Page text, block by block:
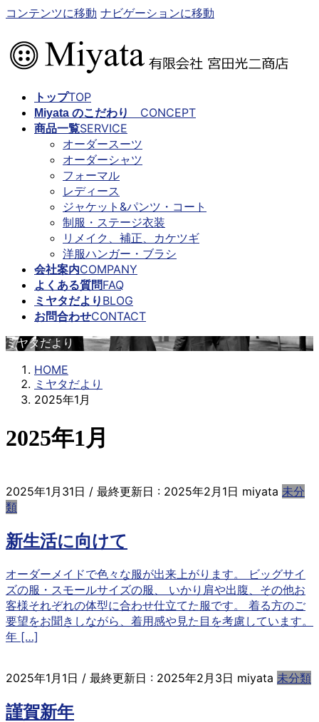
コンテンツに移動 ナビゲーションに移動
トップTOP
Miyata のこだわり CONCEPT
商品一覧SERVICE
オーダースーツ
オーダーシャツ
フォーマル
レディース
ジャケット&パンツ・コート
制服・ステージ衣装
リメイク、補正、カケツギ
洋服ハンガー・ブラシ
会社案内COMPANY
よくある質問FAQ
ミヤタだより BLOG
お問合わせCONTACT
ミヤタだより
HOME
ミヤタだより
2025年1月
2025年1月
2025年1月31日 / 最終更新日 : 2025年2月1日 miyata 未分
類
新生活に向けて
オーダーメイドで色々な服が出来上がります。 ビッグサイ
ズの服・スモールサイズの服、 いかり肩や出腹、その他お
客様それぞれの体型に合わせ仕立てた服です。 着る方のご
要望をお聞きしながら、着用感や見た目を考慮しています。
年 […]
2025年1月1日 / 最終更新日 : 2025年2月3日 miyata 未分類
謹賀新年